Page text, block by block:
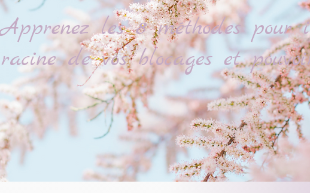
Apprenez les 8 méthodes
racine de vos blocages et